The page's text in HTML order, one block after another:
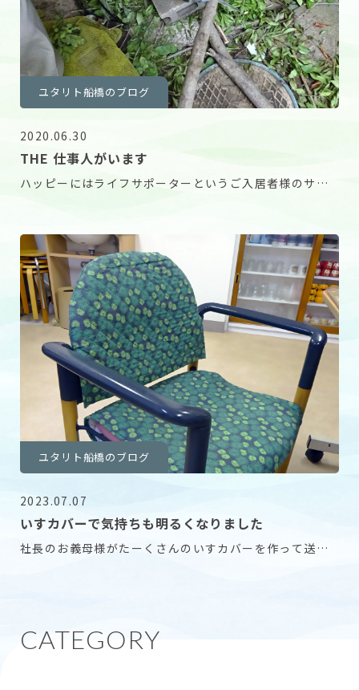
ユタリト船橋のブログ
2020.06.30
THE 仕事人がいます
ハッピーにはライフサポーターというご入居者様のサポ
ユタリト船橋のブログ
2023.07.07
いすカバーで気持ちも明るくなりました
社長のお義母様がたーくさんのいすカバーを作って送っ